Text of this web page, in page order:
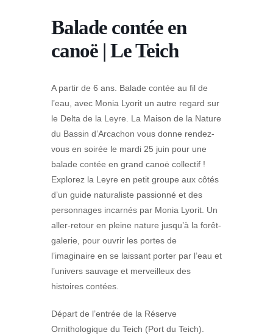
Balade contée en
canoë | Le Teich
A partir de 6 ans. Balade contée au fil de
l’eau, avec Monia Lyorit un autre regard sur
le Delta de la Leyre. La Maison de la Nature
du Bassin d’Arcachon vous donne rendez-
vous en soirée le mardi 25 juin pour une
balade contée en grand canoë collectif !
Explorez la Leyre en petit groupe aux côtés
d’un guide naturaliste passionné et des
personnages incarnés par Monia Lyorit. Un
aller-retour en pleine nature jusqu’à la forêt-
galerie, pour ouvrir les portes de
l’imaginaire en se laissant porter par l’eau et
l’univers sauvage et merveilleux des
histoires contées.
Départ de l’entrée de la Réserve
Ornithologique du Teich (Port du Teich).